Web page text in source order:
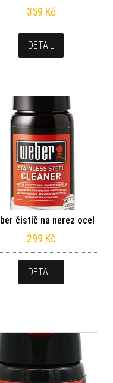
359 Kč
DETAIL
čistič na nerez ocel
299 Kč
DETAIL